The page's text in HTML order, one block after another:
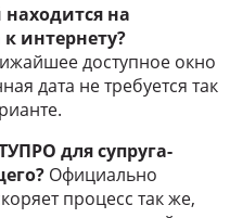
на
интернету?
доступное окно
дата не требуется так
для супруга-
Официально
процесс так же,